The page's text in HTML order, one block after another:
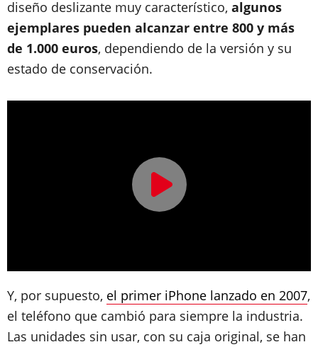
diseño deslizante muy característico, algunos
ejemplares pueden alcanzar entre 800 y más
de 1.000 euros, dependiendo de la versión y su
estado de conservación.
Y, por supuesto, el primer iPhone lanzado en 2007,
el teléfono que cambió para siempre la industria.
Las unidades sin usar, con su caja original, se han